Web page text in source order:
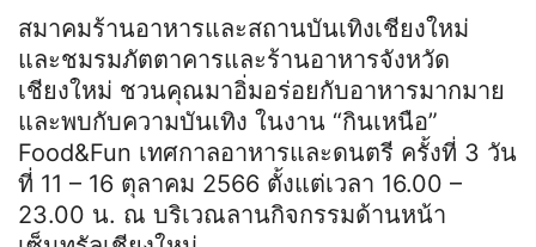
สมาคมร้านอาหารและสถานบันเทิงเชียงใหม่
และชมรมภัตตาคารและร้านอาหารจังหวัด
เชียงใหม่ ชวนคุณมาอิ่มอร่อยกับอาหารมากมาย
และพบกับความบันเทิง ในงาน “กินเหนือ”
Food&Fun เทศกาลอาหารและดนตรี ครั้งที่ 3 วัน
ที่ 11 – 16 ตุลาคม 2566 ตั้งแต่เวลา 16.00 –
23.00 น. ณ บริเวณลานกิจกรรมด้านหน้า